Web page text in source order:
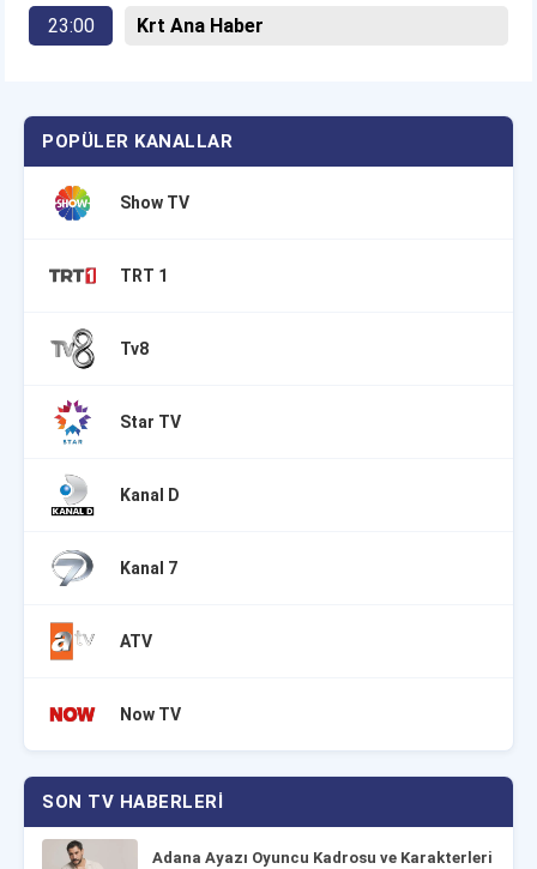
23:00 Krt Ana Haber
POPÜLER KANALLAR
Show TV
TRT 1
Tv8
Star TV
Kanal D
Kanal 7
ATV
Now TV
SON TV HABERLERI
Adana Ayazı Oyuncu Kadrosu ve Karakterleri